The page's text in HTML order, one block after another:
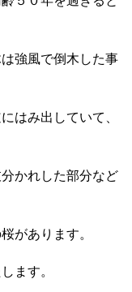
強風で倒木した事
はみ出していて、
かれした部分など
があります。
ます。